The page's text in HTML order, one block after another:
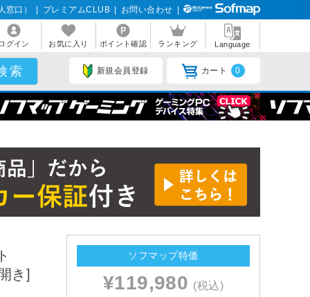
窓口） プレミアムCLUB お問い合わせ
グイン お気に入り ポイント確認 ランキング Language
新規会員登録 カート 0
き]
ソフマップ特価
¥119,980 (税込)